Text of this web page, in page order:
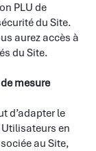
PLU de
du Site.
aurez accès à
du Site.
mesure
d’adapter le
en
au Site,